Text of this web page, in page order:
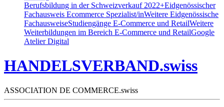
Berufsbildung in der Schweizverkauf 2022+Eidgenössischer
Fachausweis Ecommerce Spezialist/inWeitere Eidgenössische
FachausweiseStudiengänge E-Commerce und RetailWeitere
Weiterbildungen im Bereich E-Commerce und RetailGoogle
Atelier Digital
HANDELSVERBAND.swiss
ASSOCIATION DE COMMERCE.swiss